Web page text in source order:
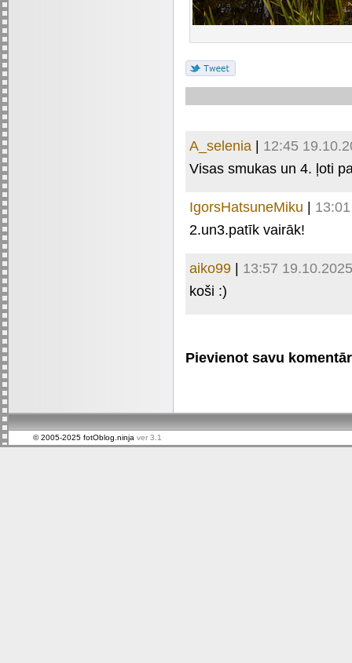
A_selenia | 12:45
Visas smukas un 4. ļoti
IgorsHatsuneMiku |
2.un3.patīk vairāk!
aiko99 | 13:57 19.10.2025
koši :)
Pievienot savu
© 2005-2025 fotOblog.ninja ver 3.1